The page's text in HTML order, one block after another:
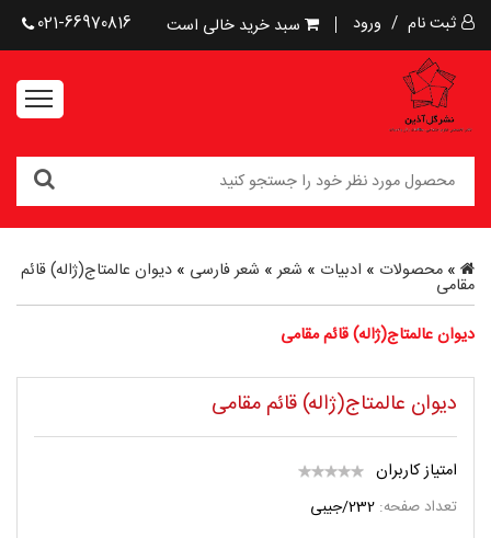
ثبت نام / ورود سبد خرید خالی است 021-66970816
» محصولات » ادبیات » شعر» شعر فارسی » دیوان عالمتاج(ژاله) قائم
مقامی
دیوان عالمتاج(ژاله) قائم مقامی
دیوان عالمتاج(ژاله) قائم مقامی
امتیاز کاربران
تعداد صفحه: 232/جیبی